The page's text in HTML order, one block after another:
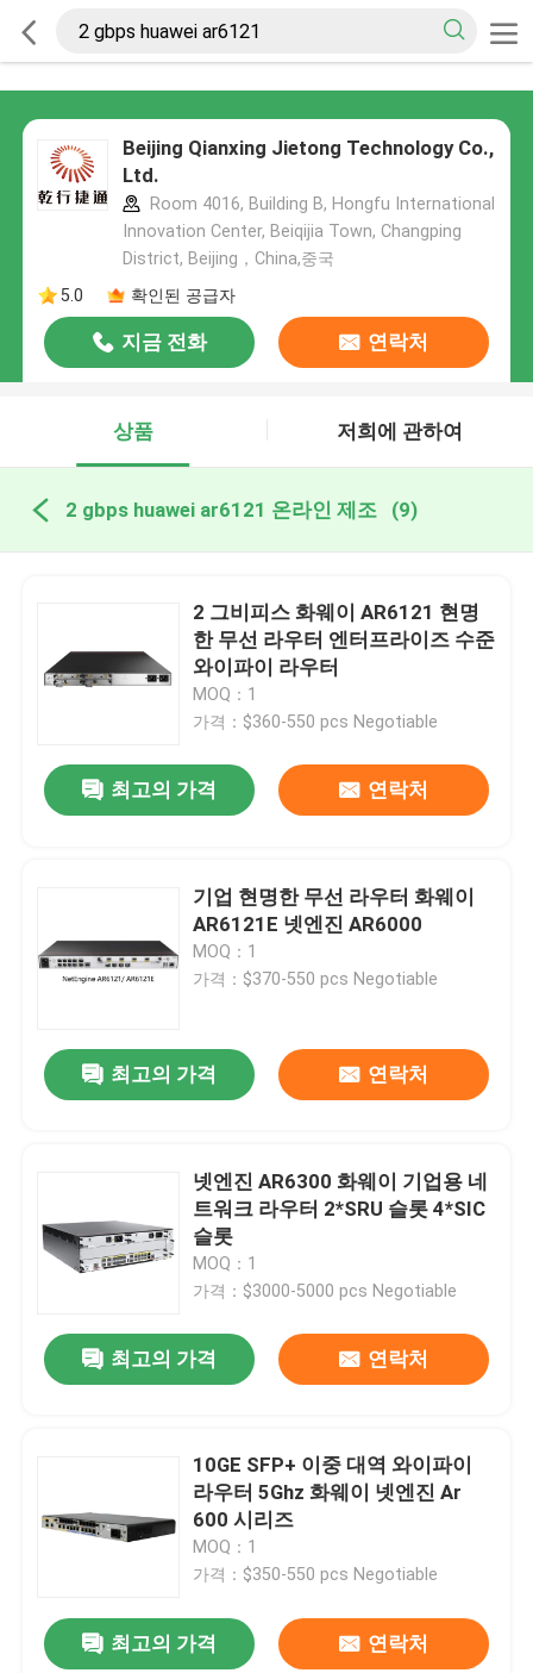
Beijing Qianxing Jietong Technology Co.,
Ltd.
Room 4016, Building B, Hongfu International
Innovation Center, Beiqijia Town, Changping
District, Beijing，China,중국
5.0
확인된 공급자
지금 전화 연락처
상품 저희에 관하여
2 gbps huawei ar6121 온라인 제조 (9)
2 그비피스 화웨이 AR6121 현명
한 무선 라우터 엔터프라이즈 수준
와이파이 라우터
MOQ：1
가격：$360-550 pcs Negotiable
최고의 가격 연락처
기업 현명한 무선 라우터 화웨이
AR6121E 넷엔진 AR6000
MOQ：1
가격：$370-550 pcs Negotiable
최고의 가격 연락처
넷엔진 AR6300 화웨이 기업용 네
트워크 라우터 2*SRU 슬롯 4*SIC
슬롯
MOQ：1
가격：$3000-5000 pcs Negotiable
최고의 가격 연락처
10GE SFP+ 이중 대역 와이파이
라우터 5Ghz 화웨이 넷엔진 Ar
600 시리즈
MOQ：1
가격：$350-550 pcs Negotiable
최고의 가격 연락처